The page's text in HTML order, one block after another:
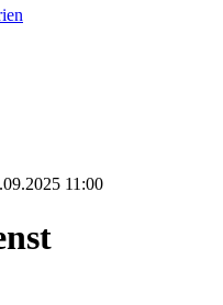
11:00